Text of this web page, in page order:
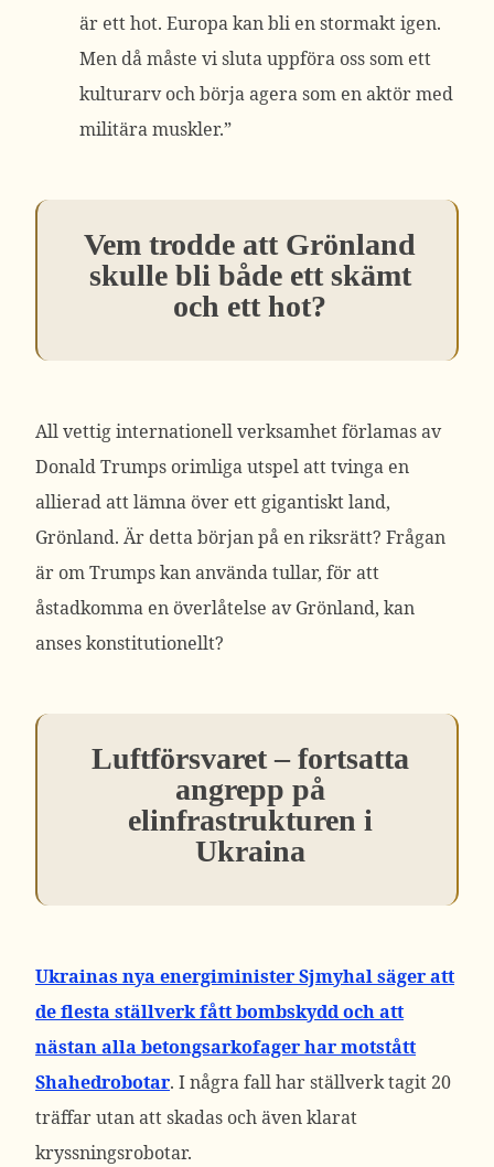
är ett hot. Europa kan bli en stormakt igen.
Men då måste vi sluta uppföra oss som ett
kulturarv och börja agera som en aktör med
militära muskler.”
Vem trodde att Grönland
skulle bli både ett skämt
och ett hot?
All vettig internationell verksamhet förlamas av
Donald Trumps orimliga utspel att tvinga en
allierad att lämna över ett gigantiskt land,
Grönland. Är detta början på en riksrätt? Frågan
är om Trumps kan använda tullar, för att
åstadkomma en överlåtelse av Grönland, kan
anses konstitutionellt?
Luftförsvaret – fortsatta
angrepp på
elinfrastrukturen i
Ukraina
Ukrainas nya energiminister Sjmyhal säger att
de flesta ställverk fått bombskydd och att
nästan alla betongsarkofager har motstått
Shahedrobotar. I några fall har ställverk tagit 20
träffar utan att skadas och även klarat
kryssningsrobotar.